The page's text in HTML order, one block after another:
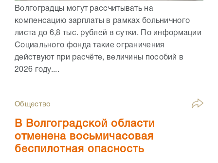
Волгоградцы могут рассчитывать на
компенсацию зарплаты в рамках больничного
листа до 6,8 тыс. рублей в сутки. По информации
Социального фонда такие ограничения
действуют при расчёте, величины пособий в
2026 году....
Общество
В Волгоградской области
отменена восьмичасовая
беспилотная опасность